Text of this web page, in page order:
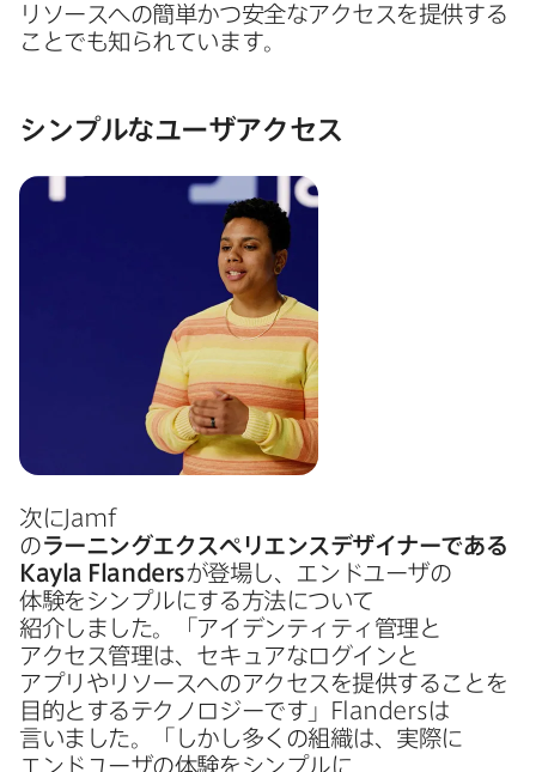
リソースへの​簡単かつ安全な​アクセスを​提供する​
ことでも​知られています。
シンプルな​ユーザアクセス
次に Jamf
のラーニングエクスペリエンスデザイナーである
Kayla Flandersが​登場し、​エンドユーザの​
体験を​シンプルに​する​方​法に​ついて​
紹介しました。​「アイデンティティ管理と​
アクセス管理は、​セキュアな​ログインと​
アプリやリソースへの​アクセスを​提供する​ことを​
目的と​する​テクノロジーです」
Flandersは​
言いました。​「しかし​多くの​組織は、​実際に​
エンドユーザの​体験を​シンプルに​